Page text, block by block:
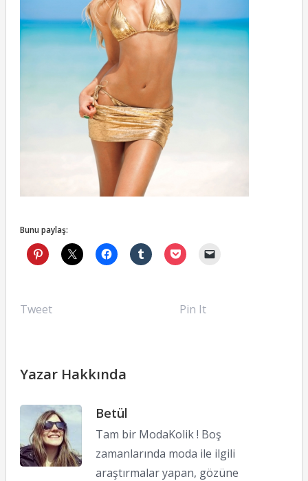
Bunu paylaş:
Tweet Pin It
Yazar Hakkında
Betül
Tam bir ModaKolik ! Boş
zamanlarında moda ile ilgili
araştırmalar yapan, gözüne